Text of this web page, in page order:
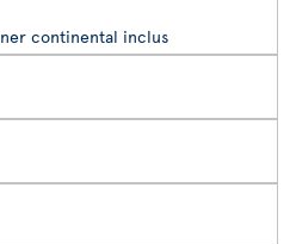
continental inclus